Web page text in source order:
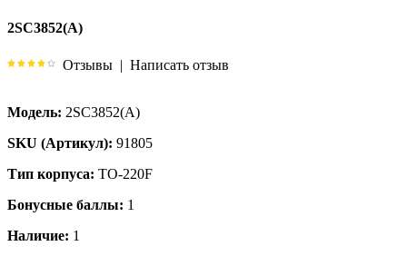
2SC3852(A)
Отзывы | Написать отзыв
Модель: 2SC3852(A)
SKU (Артикул): 91805
Тип корпуса: TO-220F
Бонусные баллы: 1
Наличие: 1